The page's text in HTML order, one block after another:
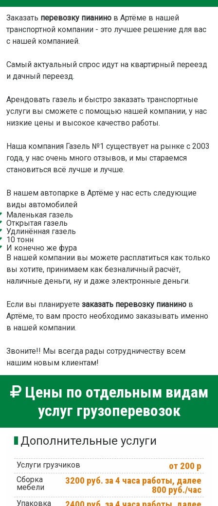
Заказать перевозку пианинов Артёме в нашей
транспортной компании - это лучшее решение для вас
с нашей компанией.
Самый актуальный спрос идут на квартирный переезд
и дачный переезд.
Арендовать газель и быстро заказать транспортные
услуги вы сможете с помощью нашей компании, у нас
низкие цены и высокое качество работы.
Наша компания Газель №1 существует на рынке с 2003
года, у нас очень много отзывов, и мы стараемся
становиться всё лучше и лучше.
В нашем автопарке в Артёме у нас есть следующие
виды автомобилей
Маленькая газель
Открытая газель
Удлинённая газель
10 тонн
И конечно же фура
В нашей компании вы можете расплатиться как только
вы хотите, принимаем как безналичный расчёт,
наличные деньги, ну и даже электронные деньги.
Если вы планируете заказать перевозку пианинов
Артёме, то вам просто необходимо заказывать именно
в нашей компании.
Звоните!! Мы всегда рады сотрудничеству всем
нашим новым клиентам!
Цены по отдельным видам
услуг грузоперевозок
Дополнительные услуги
Услуги грузчиков от 200 р
Сборка
мебели
3200 руб. за 4 часа работы, далее
800 руб./час
Упаковка